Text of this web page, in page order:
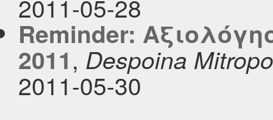
2011-05-28
Reminder:
2011, Despoina
2011-05-30